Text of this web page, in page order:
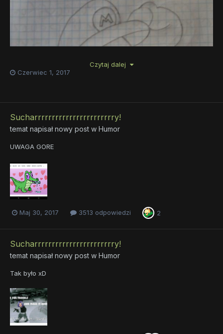
Czytaj dalej
Czerwiec 1, 2017
Sucharrrrrrrrrrrrrrrrrrrrrrry!
temat napisał nowy post w Humor
UWAGA GORE
Maj 30, 2017 3513 odpowiedzi 2
Sucharrrrrrrrrrrrrrrrrrrrrrry!
temat napisał nowy post w Humor
Tak było xD